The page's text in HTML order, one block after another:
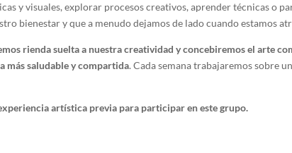
y visuales, explorar procesos creativos, aprender técnicas o
bienestar y que a menudo dejamos de lado cuando estamos
rienda suelta a nuestra creatividad y concebiremos el arte
más saludable y compartida. Cada semana trabajaremos sobre
artística previa para participar en este grupo.